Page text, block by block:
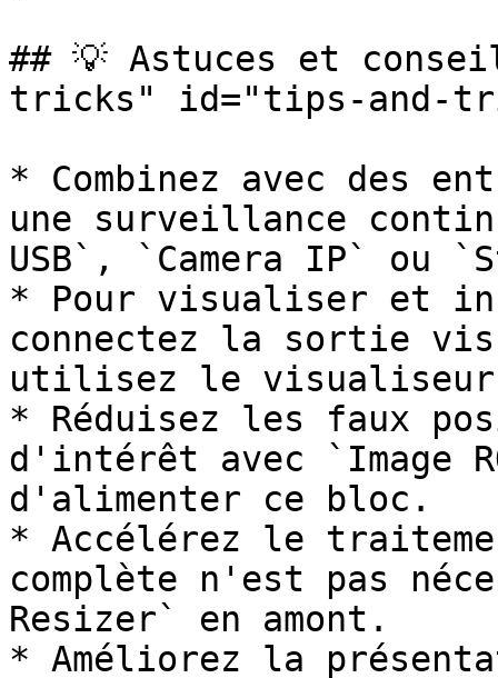
## 💡 Astuces et
tricks" id="tips-and-
* Combinez avec des
une surveillance
USB`, `Camera IP` ou
* Pour visualiser et
connectez la sortie
utilisez le visualiseur
* Réduisez les faux
d'intérêt avec `Image
d'alimenter ce bloc.
* Accélérez le
complète n'est pas
Resizer` en amont.
* Améliorez la